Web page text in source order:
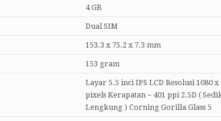
4 GB
Dual SIM
153.3 x 75.2 x 7.3 mm
153 gram
Layar 5.5 inci IPS LCD Resolusi 1080 x
pixels Kerapatan ~ 401 ppi 2.5D (
Lengkung ) Corning Gorilla Glass 5